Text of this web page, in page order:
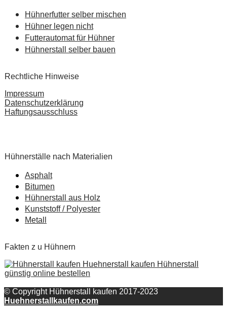
Hühnerfutter selber mischen
Hühner legen nicht
Futterautomat für Hühner
Hühnerstall selber bauen
Rechtliche Hinweise
Impressum
Datenschutzerklärung
Haftungsausschluss
Hühnerställe nach Materialien
Asphalt
Bitumen
Hühnerstall aus Holz
Kunststoff / Polyester
Metall
Fakten z u Hühnern
© Copyright Hühnerstall kaufen 2017-2023
Huehnerstallkaufen.com